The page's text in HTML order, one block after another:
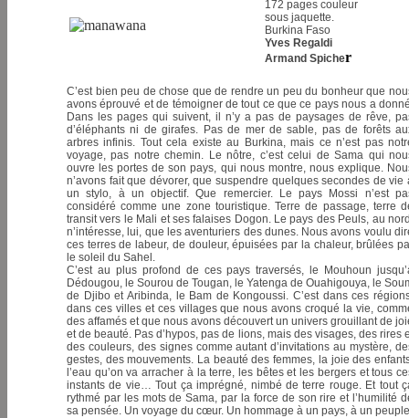
172 pages couleur
sous jaquette.
Burkina Faso
Yves Regaldi
Armand Spicher
C’est bien peu de chose que de rendre un peu du bonheur que
avons éprouvé et de témoigner de tout ce que ce pays nous a
Dans les pages qui suivent, il n’y a pas de paysages de rêve,
d’éléphants ni de girafes. Pas de mer de sable, pas de forêts
arbres infinis. Tout cela existe au Burkina, mais ce n’est pas
voyage, pas notre chemin. Le nôtre, c’est celui de Sama qui
ouvre les portes de son pays, qui nous montre, nous explique.
n’avons fait que dévorer, que suspendre quelques secondes de vie
un stylo, à un objectif. Que remercier. Le pays Mossi n’est
considéré comme une zone touristique. Terre de passage, terre
transit vers le Mali et ses falaises Dogon. Le pays des Peuls, au
n’intéresse, lui, que les aventuriers des dunes. Nous avons voulu
ces terres de labeur, de douleur, épuisées par la chaleur, brûlées
le soleil du Sahel.
C’est au plus profond de ces pays traversés, le Mouhoun
Dédougou, le Sourou de Tougan, le Yatenga de Ouahigouya, le
de Djibo et Aribinda, le Bam de Kongoussi. C’est dans ces
dans ces villes et ces villages que nous avons croqué la vie,
des affamés et que nous avons découvert un univers grouillant de
et de beauté. Pas d’hypos, pas de lions, mais des visages, des rires
des couleurs, des signes comme autant d’invitations au mystère,
gestes, des mouvements. La beauté des femmes, la joie des
l’eau qu’on va arracher à la terre, les bêtes et les bergers et tous
instants de vie… Tout ça imprégné, nimbé de terre rouge. Et tout
rythmé par les mots de Sama, par la force de son rire et l’humilité
sa pensée. Un voyage du cœur. Un hommage à un pays, à un